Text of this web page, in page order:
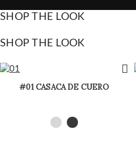
SHOP THE LOOK
SHOP THE LOOK
#01 CASACA DE CUERO